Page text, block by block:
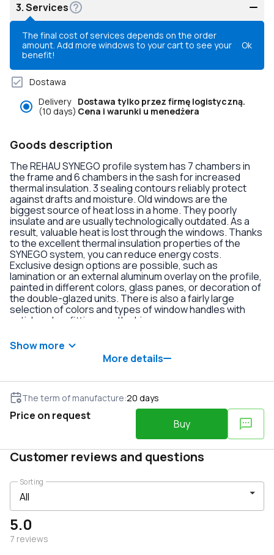
3.Services
The final cost of services depends on the order
amount. Add more windows to your cart to see your
benefit!
Ok
Dostawa
Delivery
(10 days)
Dostawa tylko przez firmę logistyczną.
Cena i warunki u menedżera
Goods description
The REHAU SYNEGO profile system has 7 chambers in
the frame and 6 chambers in the sash for increased
thermal insulation. 3 sealing contours reliably protect
against drafts and moisture. Old windows are the
biggest source of heat loss in a home. They poorly
insulate and are usually technologically outdated. As a
result, valuable heat is lost through the windows. Thanks
to the excellent thermal insulation properties of the
SYNEGO system, you can reduce energy costs.
Exclusive design options are possible, such as
lamination or an external aluminum overlay on the profile,
painted in different colors, glass panes, or decoration of
the double-glazed units. There is also a fairly large
selection of colors and types of window handles with
anti-burglary fittings on the hinges.
Show more
More details
The term of manufacture:20 days
Price on request
Buy
Customer reviews and questions
5.0
7 reviews
Sorting